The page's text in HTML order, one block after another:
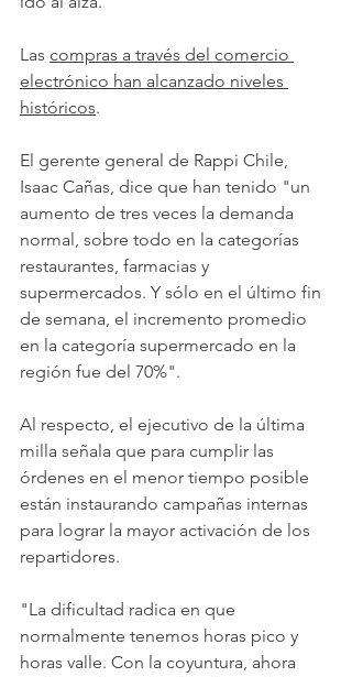
Las compras a través del comercio
electrónico han alcanzado niveles
históricos.
El gerente general de Rappi Chile,
Isaac Cañas, dice que han tenido "un
aumento de tres veces la demanda
normal, sobre todo en la categorías
restaurantes, farmacias y
supermercados. Y sólo en el último fin
de semana, el incremento promedio
en la categoría supermercado en la
región fue del 70%".
Al respecto, el ejecutivo de la última
milla señala que para cumplir las
órdenes en el menor tiempo posible
están instaurando campañas internas
para lograr la mayor activación de los
repartidores.
"La dificultad radica en que
normalmente tenemos horas pico y
horas valle. Con la coyuntura, ahora